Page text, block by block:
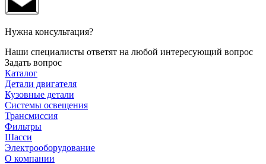
Нужна консультация?
Наши специалисты ответят на любой интересующий вопрос
Задать вопрос
Каталог
Детали двигателя
Кузовные детали
Системы освещения
Трансмиссия
Фильтры
Шасси
Электрооборудование
О компании